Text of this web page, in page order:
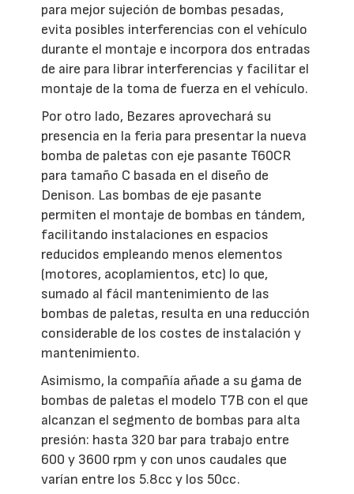
para mejor sujeción de bombas pesadas,
evita posibles interferencias con el vehículo
durante el montaje e incorpora dos entradas
de aire para librar interferencias y facilitar el
montaje de la toma de fuerza en el vehículo.
Por otro lado, Bezares aprovechará su
presencia en la feria para presentar la nueva
bomba de paletas con eje pasante T60CR
para tamaño C basada en el diseño de
Denison. Las bombas de eje pasante
permiten el montaje de bombas en tándem,
facilitando instalaciones en espacios
reducidos empleando menos elementos
(motores, acoplamientos, etc) lo que,
sumado al fácil mantenimiento de las
bombas de paletas, resulta en una reducción
considerable de los costes de instalación y
mantenimiento.
Asimismo, la compañía añade a su gama de
bombas de paletas el modelo T7B con el que
alcanzan el segmento de bombas para alta
presión: hasta 320 bar para trabajo entre
600 y 3600 rpm y con unos caudales que
varían entre los 5.8cc y los 50cc.